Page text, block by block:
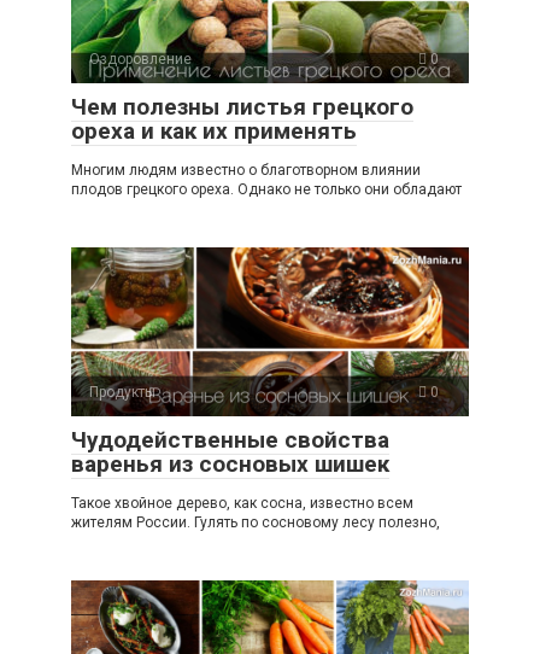
Оздоровление 0
Чем полезны листья грецкого
ореха и как их применять
Многим людям известно о благотворном влиянии
плодов грецкого ореха. Однако не только они обладают
Продукты 0
Чудодейственные свойства
варенья из сосновых шишек
Такое хвойное дерево, как сосна, известно всем
жителям России. Гулять по сосновому лесу полезно,